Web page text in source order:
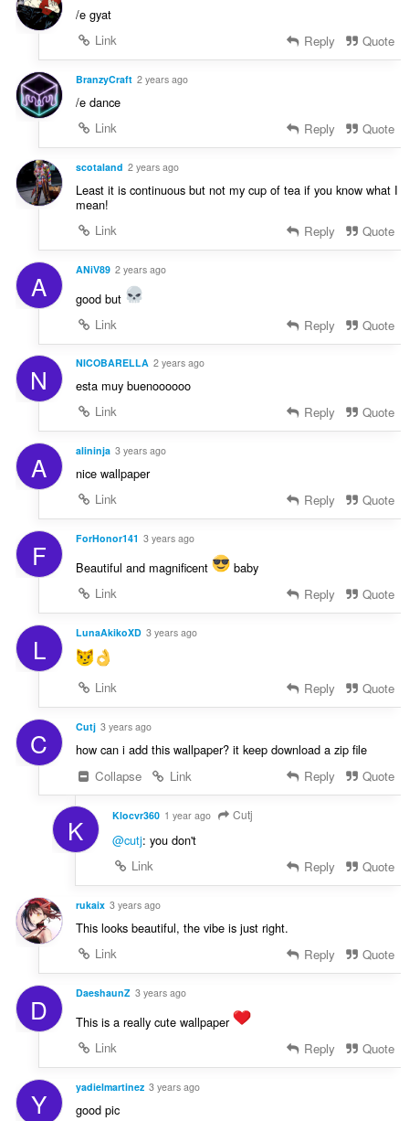
/e gyat
Link
Reply Quote
BranzyCraft 2 years ago
/e dance
Link
Reply Quote
scotaland 2 years ago
Least it is continuous but not my cup of tea if you know what I
mean!
Link
Reply Quote
A ANiV89 2 years ago
good but
Link
Reply Quote
N NICOBARELLA 2 years ago
esta muy buenoooooo
Link
Reply Quote
A alininja 3 years ago
nice wallpaper
Link
Reply Quote
F ForHonor141 3 years ago
Beautiful and magnificent
baby
Link
Reply Quote
L LunaAkikoXD 3 years ago
Link Reply Quote
C Cutj 3 years ago
how can i add this wallpaper? it keep download a zip file
Collapse
Link Reply Quote
K Klocvr360 1 year ago Cutj
@cutj: you don't
Link
Reply Quote
rukaix 3 years ago
This looks beautiful, the vibe is just right.
Link
Reply Quote
D DaeshaunZ 3 years ago
This is a really cute wallpaper
Link
Reply Quote
Y yadielmartinez 3 years ago
good pic